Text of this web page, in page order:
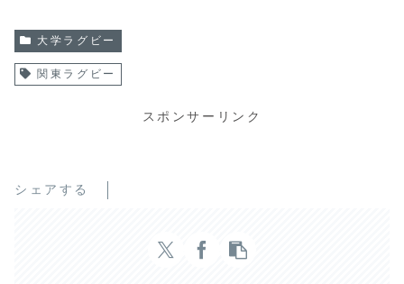
大学ラグビー
関東ラグビー
スポンサーリンク
シェアする